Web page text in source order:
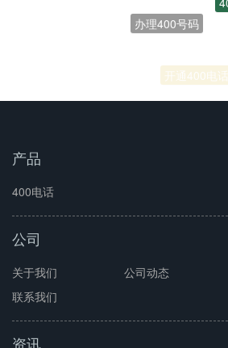
开通400电话
联通400电话
产品
400电话
公司
关于我们 公司动态
联系我们
资讯